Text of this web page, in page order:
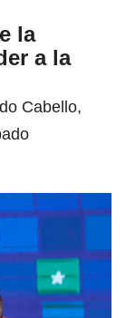
la
a la
Cabello,